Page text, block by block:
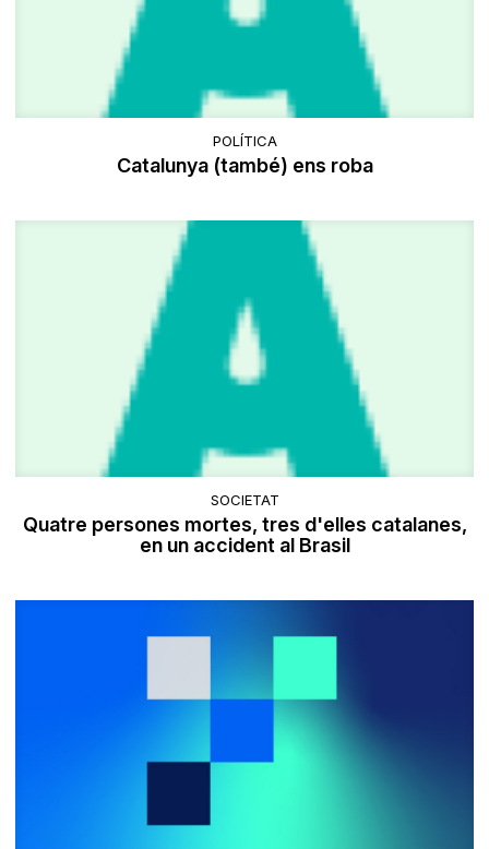
POLÍTICA
Catalunya (també) ens roba
SOCIETAT
Quatre persones mortes, tres d'elles catalanes,
en un accident al Brasil